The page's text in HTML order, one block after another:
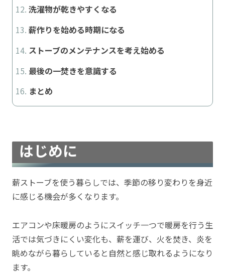
洗濯物が乾きやすくなる
薪作りを始める時期になる
ストーブのメンテナンスを考え始める
最後の一焚きを意識する
まとめ
はじめに
薪ストーブを使う暮らしでは、季節の移り変わりを身近
に感じる機会が多くなります。
エアコンや床暖房のようにスイッチ一つで暖房を行う生
活では気づきにくい変化も、薪を運び、火を焚き、炎を
眺めながら暮らしていると自然と感じ取れるようになり
ます。